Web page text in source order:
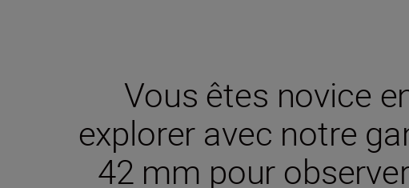
Vous êtes novice
explorer avec notre
42 mm pour